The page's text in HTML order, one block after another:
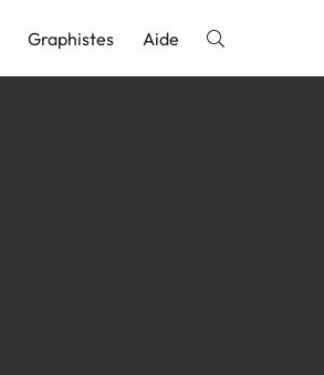
Graphistes Aide